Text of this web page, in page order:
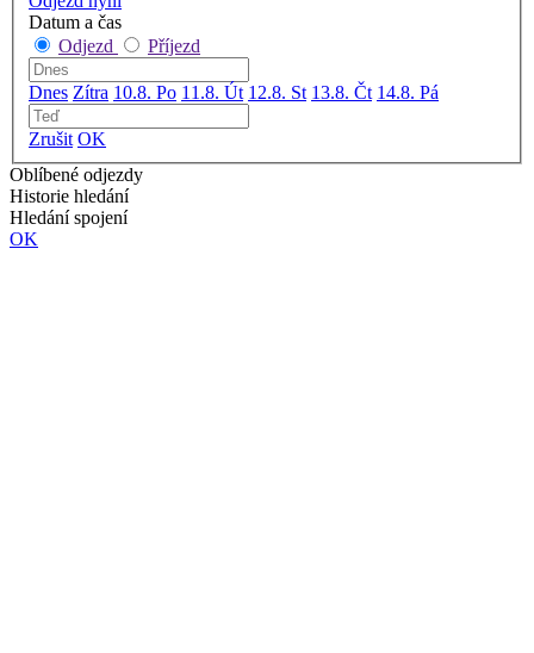
Datum a čas
Odjezd
Příjezd
Dnes Zítra 10.8. Po 11.8. Út 12.8. St 13.8. Čt 14.8. Pá
Zrušit OK
Oblíbené odjezdy
Historie hledání
Hledání spojení
OK